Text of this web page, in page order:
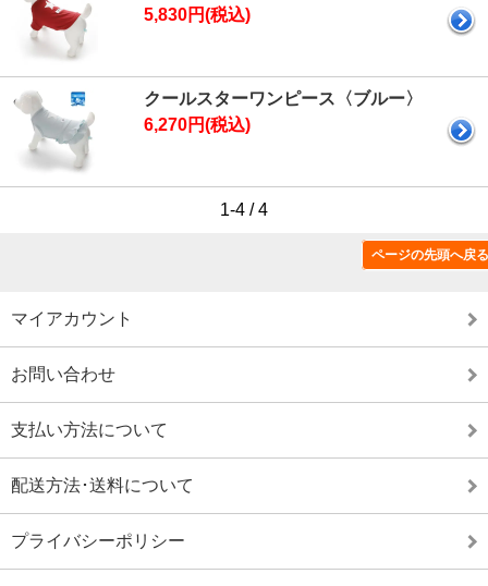
5,830円(税込)
クールスターワンピース〈ブルー〉
6,270円(税込)
1-4 / 4
ページの先頭へ戻る
マイアカウント
お問い合わせ
支払い方法について
配送方法･送料について
プライバシーポリシー